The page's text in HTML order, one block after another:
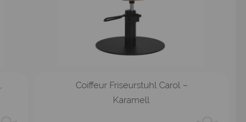
Coiffeur Friseurstuhl Carol –
Karamell